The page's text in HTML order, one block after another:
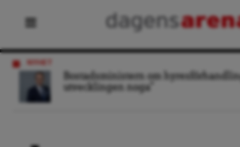
Bostadsministern om
utvecklingen noga”